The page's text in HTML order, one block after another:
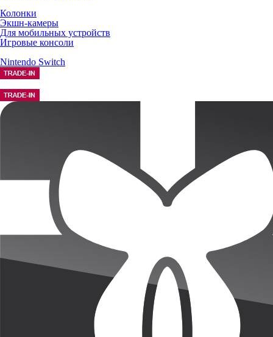
Колонки
Экшн-камеры
Для мобильных устройств
Игровые консоли
Nintendo Switch